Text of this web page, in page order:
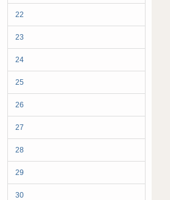
22
23
24
25
26
27
28
29
30